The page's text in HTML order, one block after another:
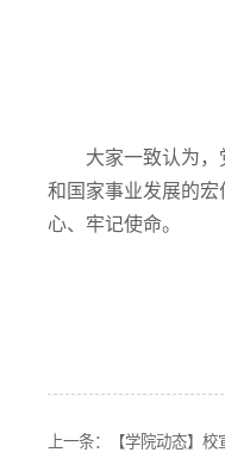
大家一致认为
和国家事业发展的
心、牢记使命。
上一条：
【学院动态】